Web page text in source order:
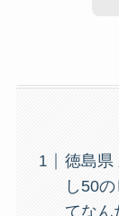
徳島県
し50
てなん